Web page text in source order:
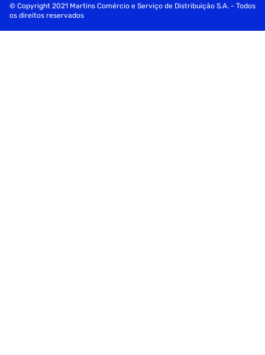
© Copyright 2021 Martins Comércio e Serviço de Distribuição S.A. - Todos
os direitos reservados